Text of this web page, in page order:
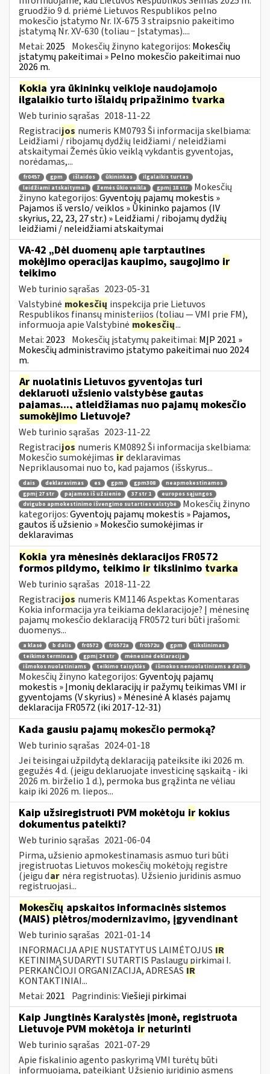
gruodžio 9 d. priėmė Lietuvos Respublikos pelno
mokesčio įstatymo Nr. IX-675 3 straipsnio pakeitimo
įstatymą Nr. XV-630 (toliau − Įstatymas)....
Metai: 2025 Mokesčių žinyno kategorijos: Mokesčių
įstatymų pakeitimai » Pelno mokesčio pakeitimai nuo
2026 m.
Kokia yra ūkininkų veikloje naudojamojo
ilgalaikio turto išlaidų pripažinimo tvarka
Web turinio sąrašas 2018-11-22
Registracijos numeris KM0793 Ši informacija skelbiama:
Leidžiami / ribojamų dydžių leidžiami / neleidžiami
atskaitymai Žemės ūkio veiklą vykdantis gyventojas,
norėdamas,...
fr0457 gpm išlaidos ūkininkas
ilgalaikis turtas
leidžiami atskaitymai
žemės ūkio veikla gpmį 18 str
Mokesčių
žinyno kategorijos:Gyventojų pajamų mokestis »
Pajamos iš verslo/ veiklos » Ūkininko pajamos (IV
skyrius, 22, 23, 27 str.) » Leidžiami / ribojamų dydžių
leidžiami / neleidžiami atskaitymai
VA-42 „Dėl duomenų apie tarptautines
mokėjimo operacijas kaupimo, saugojimo ir
teikimo
Web turinio sąrašas 2023-05-31
Valstybinė mokesčių inspekcija prie Lietuvos
Respublikos finansų ministerijos (toliau ― VMI prie FM),
informuoja apie Valstybinė mokesčių...
Metai: 2023 Mokesčių įstatymų pakeitimai: MĮP 2021 »
Mokesčių administravimo įstatymo pakeitimai nuo 2024
m.
Ar nuolatinis Lietuvos gyventojas turi
deklaruoti užsienio valstybėse gautas
pajamas..., atleidžiamas nuo pajamų mokesčio
sumokėjimo Lietuvoje?
Web turinio sąrašas 2023-11-22
Registracijos numeris KM0892 Ši informacija skelbiama:
Mokesčio sumokėjimas irdeklaravimas
Nepriklausomai nuo to, kad pajamos (išskyrus...
dais deklaravimas es gpm gpm308
neapmokestinamos
gpmį 27 str
pajamos iš užsienio 37 str 1
europos sąjungos
dvigubo apmokestinimo išvengimo sutarties valstybė
Mokesčių žinyno
kategorijos:Gyventojų pajamų mokestis » Pajamos,
gautos iš užsienio » Mokesčio sumokėjimas ir
deklaravimas
Kokia yra mėnesinės deklaracijos FR0572
formos pildymo, teikimo ir tikslinimo tvarka
Web turinio sąrašas 2018-11-22
Registracijos numeris KM1146 Aspektas Komentaras
Kokia informacija yra teikiama deklaracijoje? Į mėnesinę
pajamų mokesčio deklaraciją FR0572 turi būti įrašomi:
duomenys...
a klasė b dalis fr0572 fr0572a fr0572u gpm
tikslinimas
teikimo terminas
gpmį 24 str
mėnesinė deklaracija
išmokos nuolatiniams
teikimo taisyklės išmokos nenuolatiniams a dalis
Mokesčių žinyno kategorijos:Gyventojų pajamų
mokestis » Įmonių deklaracijų ir pažymų teikimas VMI ir
gyventojams (V skyrius) » Mėnesinė A klasės pajamų
deklaracija FR0572 (iki 2017-12-31)
Kada gausiu pajamų mokesčio permoką?
Web turinio sąrašas 2024-01-18
Jei teisingai užpildytą deklaraciją pateiksite iki 2026 m.
gegužės 4 d. (jeigu deklaruojate investicinę sąskaitą - iki
2026 m. birželio 1 d.), permoka bus grąžinta ne vėliau
kaip iki 2026 m. liepos...
Kaip užsiregistruoti PVM mokėtoju ir kokius
dokumentus pateikti?
Web turinio sąrašas 2021-06-04
Pirma, užsienio apmokestinamasis asmuo turi būti
įregistruotas Lietuvos mokesčių mokėtojų registre
(jeigu dar nėra registruotas). Užsienio juridinis asmuo
registruojasi...
Mokesčių apskaitos informacinės sistemos
(MAIS) plėtros/modernizavimo, įgyvendinant
Web turinio sąrašas 2021-01-14
INFORMACIJA APIE NUSTATYTUS LAIMĖTOJUS IR
KETINIMĄ SUDARYTI SUTARTIS Paslaugų pirkimai I.
PERKANČIOJI ORGANIZACIJA, ADRESAS IR
KONTAKTINIAI...
Metai: 2021 Pagrindinis:Viešieji pirkimai
Kaip Jungtinės Karalystės įmonė, registruota
Lietuvoje PVM mokėtoja ir neturinti
Web turinio sąrašas 2021-07-29
Apie fiskalinio agento paskyrimą VMI turėtų būti
informuojama, pateikiant Užsienio juridinio asmens